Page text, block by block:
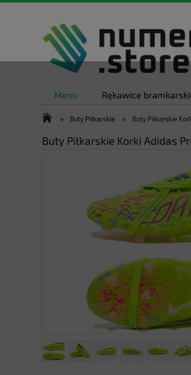
Menu Rękawice
» Buty Piłkarskie » Buty Piłkarskie
Buty Piłkarskie Korki Adidas